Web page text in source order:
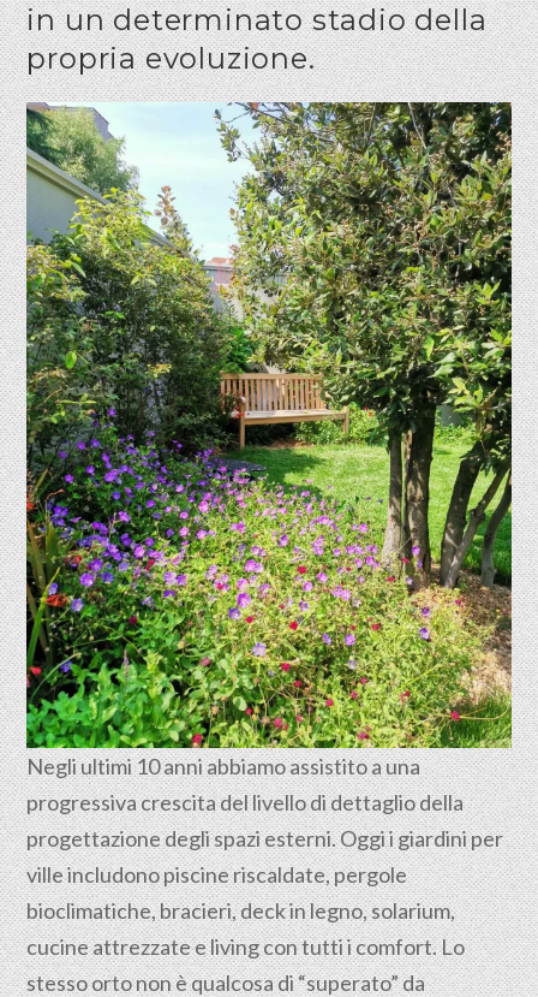
in un determinato stadio della
propria evoluzione.
Negli ultimi 10 anni abbiamo assistito a una
progressiva crescita del livello di dettaglio della
progettazione degli spazi esterni. Oggi i giardini per
ville includono piscine riscaldate, pergole
bioclimatiche, bracieri, deck in legno, solarium,
cucine attrezzate e living con tutti i comfort. Lo
stesso orto non è qualcosa di “superato” da